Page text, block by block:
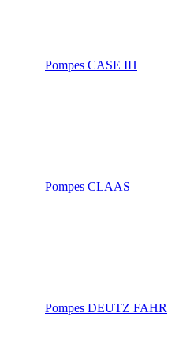
Pompes CASE IH
Pompes CLAAS
Pompes DEUTZ FAHR